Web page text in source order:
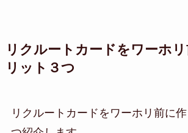
リクルートカードをワーホ
リット３つ
リクルートカードをワーホリ前に